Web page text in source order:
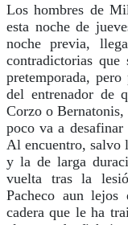
Los hombres de
esta noche de
noche previa,
contradictorias que
pretemporada,
del entrenador de
Corzo o Bernatonis,
poco va a
Al encuentro, salvo
y la de larga
vuelta tras la
Pacheco aun
cadera que le ha